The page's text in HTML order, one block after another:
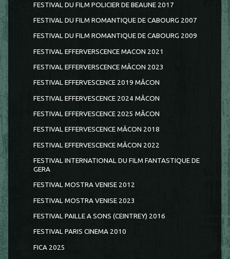
FESTIVAL DU FILM POLICIER DE BEAUNE 2017
FESTIVAL DU FILM ROMANTIQUE DE CABOURG 2007
FESTIVAL DU FILM ROMANTIQUE DE CABOURG 2009
FESTIVAL EFFERVERSCENCE MACON 2021
FESTIVAL EFFERVERSCENCE MÂCON 2023
FESTIVAL EFFERVESCENCE 2019 MÂCON
FESTIVAL EFFERVESCENCE 2024 MÂCON
FESTIVAL EFFERVESCENCE 2025 MÂCON
FESTIVAL EFFERVESCENCE MÂCON 2018
FESTIVAL EFFERVESCENCE MÂCON 2022
FESTIVAL INTERNATIONAL DU FILM FANTASTIQUE DE
GERA
FESTIVAL MOSTRA VENISE 2012
FESTIVAL MOSTRA VENISE 2023
FESTIVAL PAILLE A SONS (CEINTREY) 2016
FESTIVAL PARIS CINEMA 2010
FICA 2025